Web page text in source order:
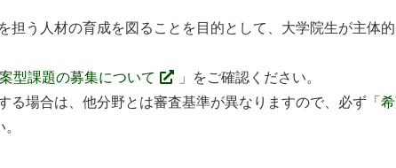
う人材の育成を図ることを目的として、大学院生が主体
型課題の募集について
」をご確認ください。
場合は、他分野とは審査基準が異なりますので、必ず「